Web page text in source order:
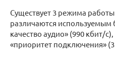
Существует 3 режима
различаются используемым
качество аудио» (990 кбит/
«приоритет подключения»